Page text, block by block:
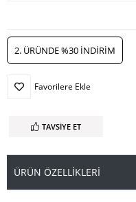
2. ÜRÜNDE %30 İNDİRİM
Favorilere Ekle
TAVSIYE ET
ÜRÜN ÖZELLIKLERI